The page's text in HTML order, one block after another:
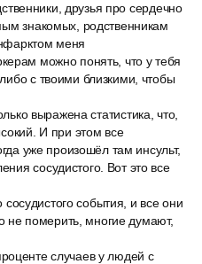
друзья про сердечно
знакомых, родственникам
меня
можно понять, что у тебя
с твоими близкими, чтобы
выражена статистика, что,
И при этом все
уже произошёл там инсульт,
сосудистого. Вот это все
события, и все они
не померить, многие думают,
случаев у людей с